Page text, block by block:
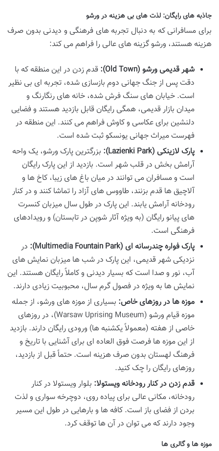
جاذبه های رایگان: لذت های بی هزینه در ورشو
برای مسافرانی که به دنبال تجربه های فرهنگی و دیدنی بدون صرف
هزینه هستند، ورشو گزینه های عالی را فراهم می کند:
شهر قدیمی ورشو (Old Town):
قدم زدن در این منطقه که با
دقت پس از جنگ جهانی دوم بازسازی شده، تجربه ای بی نظیر
است. خیابان های سنگ فرش شده، خانه های رنگارنگ و
میدان بازار قدیمی، همگی رایگان قابل بازدید هستند و فضایی
دلنشین برای عکاسی و کاوش فراهم می کنند. این منطقه در
فهرست میراث جهانی یونسکو ثبت شده است.
پارک لازینکی (Lazienki Park):
بزرگترین پارک ورشو، یک واحه
آرامش بخش در قلب شهر است. بازدید از این پارک رایگان
است و مسافران می توانند در میان باغ های زیبا، کاخ ها و
آلاچیق ها قدم بزنند، طاووس های آزاد را تماشا کنند و در کنار
رودخانه آرامش یابند. این پارک در طول سال میزبان کنسرت
های پیانو رایگان (به ویژه آثار شوپن در تابستان) و رویدادهای
فرهنگی است.
پارک فواره چندرسانه ای (Multimedia Fountain Park):
در
نزدیکی شهر قدیمی، این پارک در شب ها میزبان نمایش های
آب، نور و صدا است که بسیار دیدنی و کاملاً رایگان هستند. این
نمایش ها به ویژه در فصول گرم سال، محبوبیت زیادی دارند.
موزه ها در روزهای خاص: بسیاری از موزه های ورشو، از جمله
موزه قیام ورشو (Warsaw Uprising Museum)، در روزهای
خاصی از هفته (معمولاً یکشنبه ها) ورودی رایگان دارند. بازدید
از این موزه ها فرصت فوق العاده ای برای آشنایی با تاریخ و
فرهنگ لهستان بدون صرف هزینه است. حتماً قبل از بازدید،
روزهای رایگان را چک کنید.
قدم زدن در کنار رودخانه ویستولا: بلوار ویستولا در کنار
رودخانه، مکانی عالی برای پیاده روی، دوچرخه سواری و لذت
بردن از فضای باز است. کافه ها و بارهایی در طول این مسیر
وجود دارند که می توان در آن ها توقف کرد.
موزه ها و گالری ها